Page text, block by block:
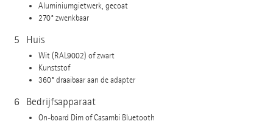
Aluminiumgietwerk, gecoat
270° zwenkbaar
5 Huis
Wit (RAL9002) of zwart
Kunststof
360° draaibaar aan de adapter
6 Bedrijfsapparaat
On-board Dim of Casambi Bluetooth